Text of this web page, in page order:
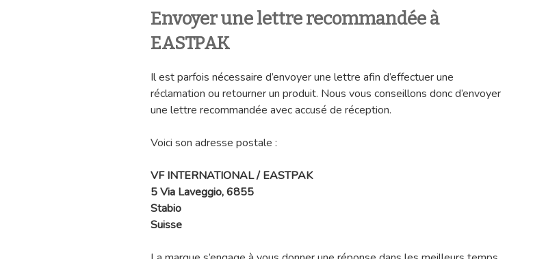
Envoyer une lettre recommandée à
EASTPAK
Il est parfois nécessaire d’envoyer une lettre afin d’effectuer une
réclamation ou retourner un produit. Nous vous conseillons donc d’envoyer
une lettre recommandée avec accusé de réception.
Voici son adresse postale :
VF INTERNATIONAL / EASTPAK
5 Via Laveggio, 6855
Stabio
Suisse